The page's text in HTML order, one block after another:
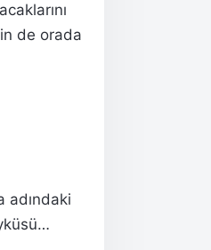
de orada
adındaki